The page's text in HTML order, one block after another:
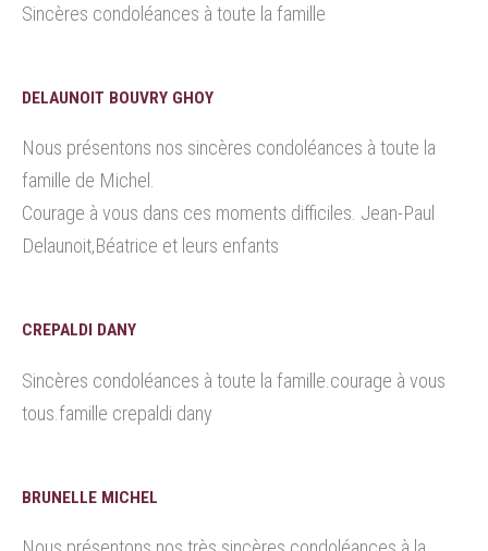
Sincères condoléances à toute la famille
DELAUNOIT BOUVRY GHOY
Nous présentons nos sincères condoléances à toute la
famille de Michel.
Courage à vous dans ces moments difficiles. Jean-Paul
Delaunoit,Béatrice et leurs enfants
CREPALDI DANY
Sincères condoléances à toute la famille.courage à vous
tous.famille crepaldi dany
BRUNELLE MICHEL